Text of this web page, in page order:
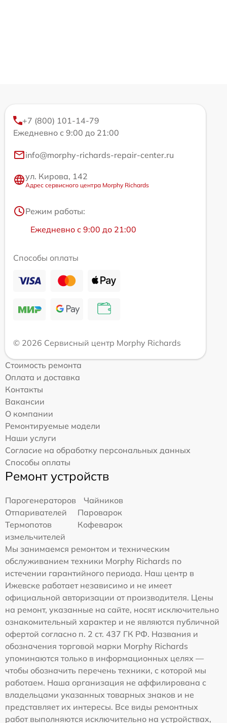
+7 (800) 101-14-79
Ежедневно с 9:00 до 21:00
info@morphy-richards-repair-center.ru
ул. Кирова, 142
Адрес сервисного центра Morphy Richards
Режим работы:
Ежедневно с 9:00 до 21:00
Способы оплаты
© 2026 Сервисный центр Morphy Richards
Стоимость ремонта
Оплата и доставка
Контакты
Вакансии
О компании
Ремонтируемые модели
Наши услуги
Согласие на обработку персональных данных
Способы оплаты
Ремонт устройств
Парогенераторов
Чайников
Отпаривателей
Пароварок
Термопотов
Кофеварок
измельчителей
Мы занимаемся ремонтом и техническим
обслуживанием техники Morphy Richards по
истечении гарантийного периода. Наш центр в
Ижевске работает независимо и не имеет
официальной авторизации от производителя. Цены
на ремонт, указанные на сайте, носят исключительно
ознакомительный характер и не являются публичной
офертой согласно п. 2 ст. 437 ГК РФ. Названия и
обозначения торговой марки Morphy Richards
упоминаются только в информационных целях —
чтобы обозначить перечень техники, с которой мы
работаем. Наша организация не аффилирована с
владельцами указанных товарных знаков и не
представляет их интересы. Все виды ремонтных
работ выполняются исключительно на устройствах,